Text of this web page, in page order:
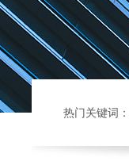
热门关键词：